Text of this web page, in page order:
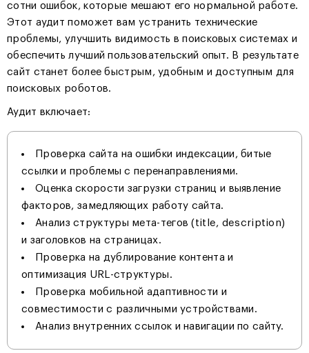
сотни ошибок, которые мешают его нормальной работе.
Этот аудит поможет вам устранить технические
проблемы, улучшить видимость в поисковых системах и
обеспечить лучший пользовательский опыт. В результате
сайт станет более быстрым, удобным и доступным для
поисковых роботов.
Аудит включает:
Проверка сайта на ошибки индексации, битые
ссылки и проблемы с перенаправлениями.
Оценка скорости загрузки страниц и выявление
факторов, замедляющих работу сайта.
Анализ структуры мета-тегов (title, description)
и заголовков на страницах.
Проверка на дублирование контента и
оптимизация URL-структуры.
Проверка мобильной адаптивности и
совместимости с различными устройствами.
Анализ внутренних ссылок и навигации по сайту.